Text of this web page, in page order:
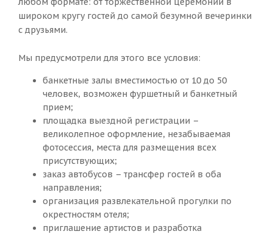
широком кругу гостей до самой безумной вечеринки
с друзьями.
Мы предусмотрели для этого все условия:
банкетные залы вместимостью от 10 до 50
человек, возможен фуршетный и банкетный
прием;
площадка выездной регистрации –
великолепное оформление, незабываемая
фотосессия, места для размещения всех
присутствующих;
заказ автобусов – трансфер гостей в оба
направления;
организация развлекательной прогулки по
окрестностям отеля;
приглашение артистов и разработка